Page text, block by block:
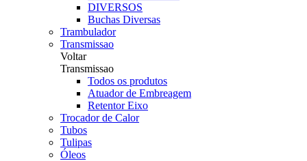
DIVERSOS
Buchas Diversas
Trambulador
Transmissao
Voltar
Transmissao
Todos os produtos
Atuador de Embreagem
Retentor Eixo
Trocador de Calor
Tubos
Tulipas
Óleos